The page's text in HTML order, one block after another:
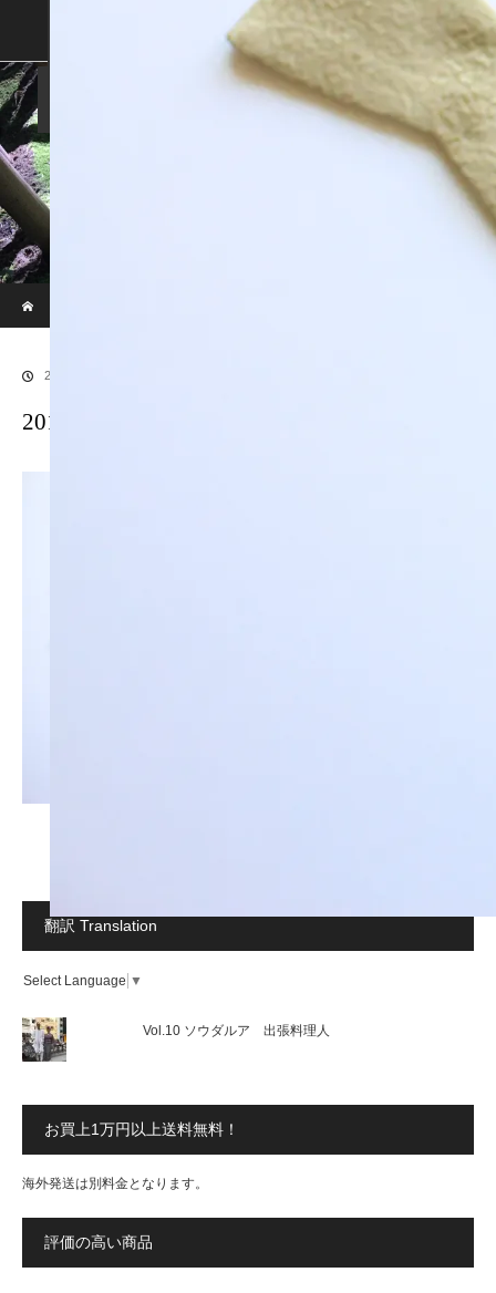
SHOPPING GUIDE
FAN VOICE
2018.01.9
20170914LR補正後6
翻訳 Translation
Select Language ▼
Vol.10 ソウダルア 出張料理人
お買上1万円以上送料無料！
海外発送は別料金となります。
評価の高い商品